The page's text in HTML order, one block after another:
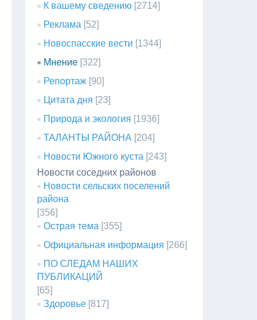
К вашему сведению [2714]
Реклама [52]
Новоспасские вести [1344]
Мнение [322]
Репортаж [90]
Цитата дня [23]
Природа и экология [1936]
ТАЛАНТЫ РАЙОНА [204]
Новости Южного куста [243]
Новости соседних районов
Новости сельских поселений
района
[356]
Острая тема [355]
Официальная информация [266]
ПО СЛЕДАМ НАШИХ
ПУБЛИКАЦИЙ
[65]
Здоровье [817]